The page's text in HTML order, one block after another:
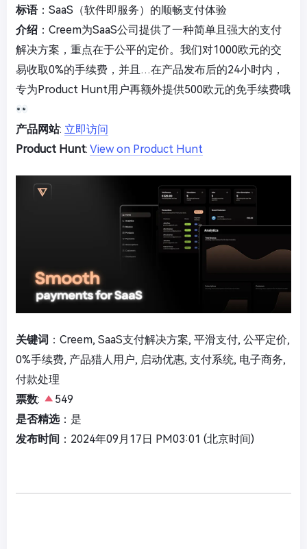
标语：SaaS（软件即服务）的顺畅支付体验
介绍 ：Creem为SaaS公司提供了一种简单且强大的支付
解决方案，重点在于公平的定价。我们对1000欧元的交
易收取0%的手续费，并且…在产品发布后的24小时内，
专为Product Hunt用户再额外提供500欧元的免手续费哦
产品网站: 立即访问
Product Hunt: View on Product Hunt
关键词 ：Creem, SaaS支付解决方案, 平滑支付, 公平定价,
0%手续费, 产品猎人用户, 启动优惠, 支付系统, 电子商务,
付款处理
票数:
549
是否精选：是
发布时间 ：2024年09月17日 PM03:01 (北京时间)